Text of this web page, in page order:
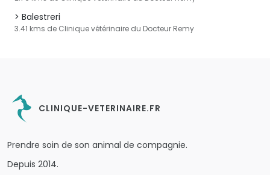
Balestreri
3.41 kms de Clinique vétérinaire du Docteur Remy
CLINIQUE-VETERINAIRE.FR
Prendre soin de son animal de compagnie.
Depuis 2014.